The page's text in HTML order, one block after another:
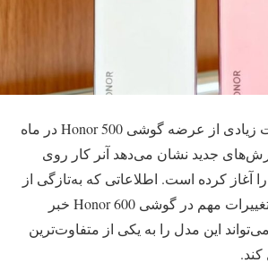
در حالی‌ که هنوز مدت زیادی از عرضه گوشی Honor 500 در ماه
جدید نشان می‌دهد آنر کار روی
کرده است. اطلاعاتی که به‌تازگی از
چین منتشر شده، از تغییرات مهم در گوشی Honor 600 خبر
این مدل را به یکی از متفاوت‌ترین
کند.